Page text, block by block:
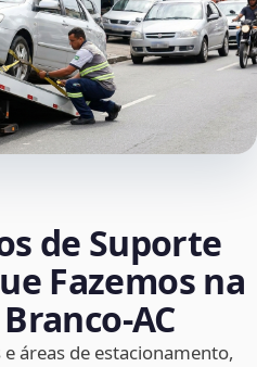
de Suporte
Fazemos na
áreas de estacionamento,